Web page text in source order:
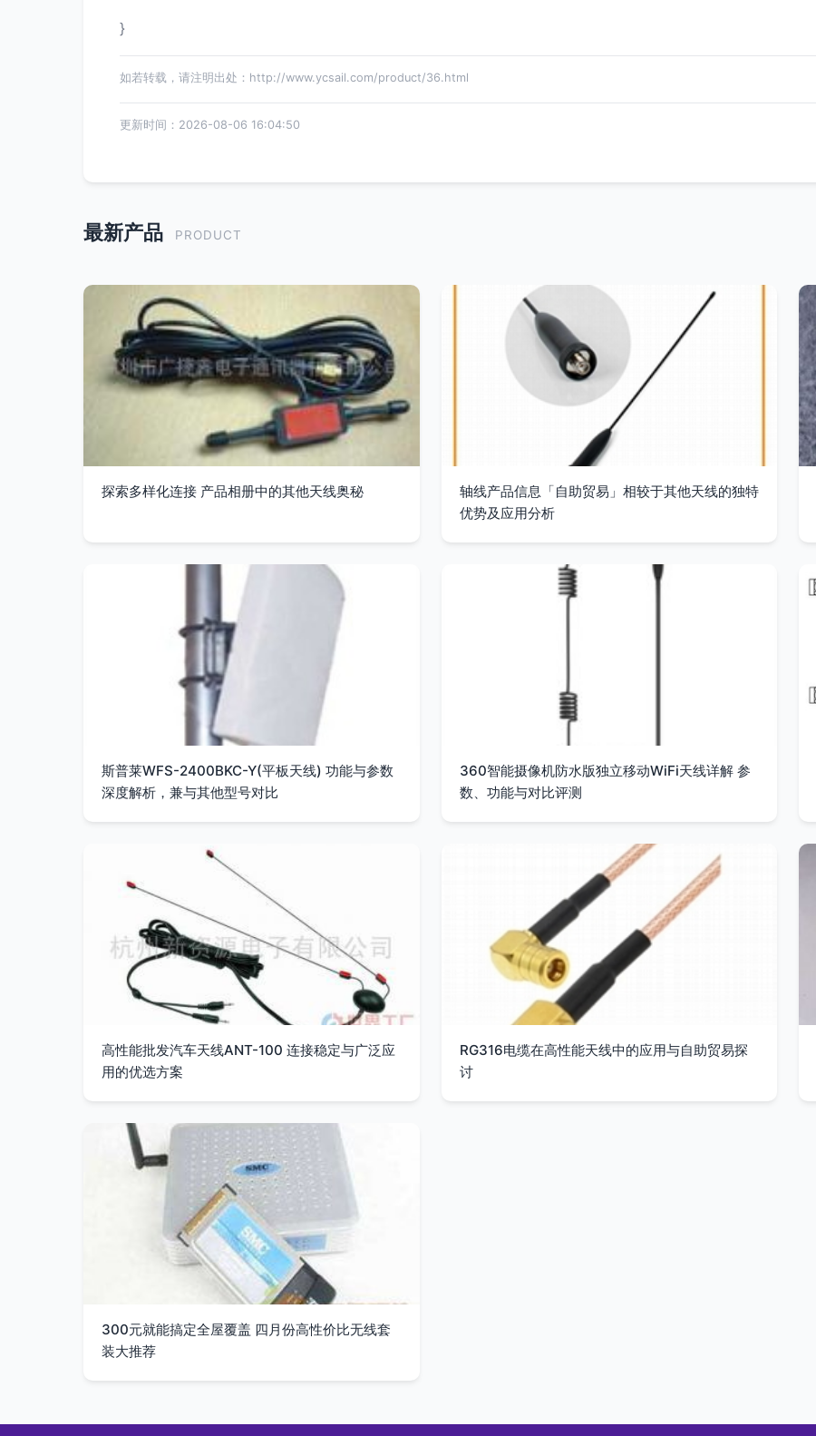
}
如若转载，请注明出处：http://www.ycsail.com/product/36.html
更新时间：2026-08-06 16:04:50
最新产品 PRODUCT
探索多样化连接 产品相册中的其他天线奥秘
轴线产品信息「自助贸易」相较于其他天线的独特
优势及应用分析
斯普莱WFS-2400BKC-Y(平板天线) 功能与参数
深度解析，兼与其他型号对比
360智能摄像机防水版独立移动WiFi天线详解 参
数、功能与对比评测
高性能批发汽车天线ANT-100 连接稳定与广泛应
用的优选方案
RG316电缆在高性能天线中的应用与自助贸易探
讨
300元就能搞定全屋覆盖 四月份高性价比无线套
装大推荐